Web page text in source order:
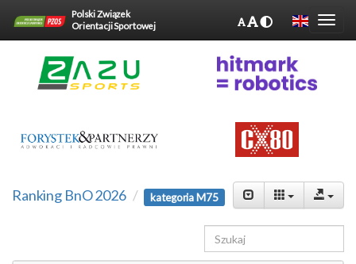
Polski Związek
Orientacji Sportowej
Ranking BnO 2026 kategoria M75